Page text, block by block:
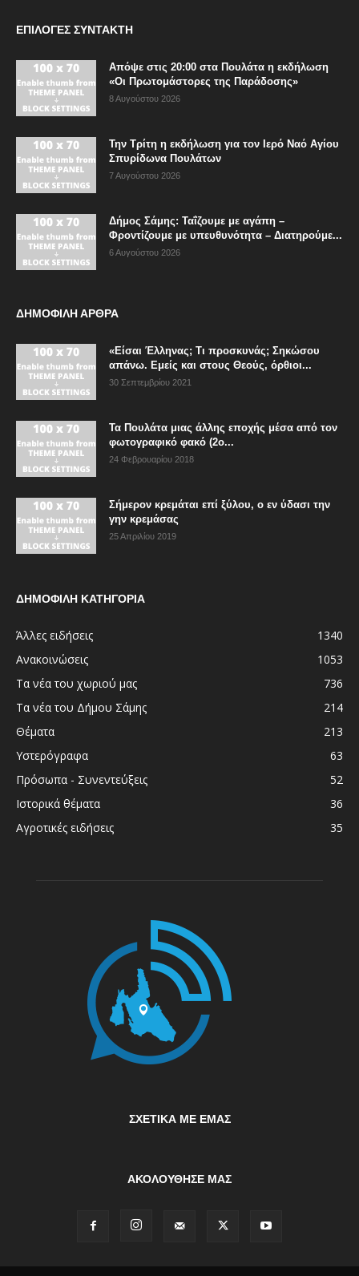
ΕΠΙΛΟΓΈΣ ΣΥΝΤΆΚΤΗ
Απόψε στις 20:00 στα Πουλάτα η εκδήλωση
«Οι Πρωτομάστορες της Παράδοσης»
8 Αυγούστου 2026
Την Τρίτη η εκδήλωση για τον Ιερό Ναό Αγίου
Σπυρίδωνα Πουλάτων
7 Αυγούστου 2026
Δήμος Σάμης: Ταΐζουμε με αγάπη –
Φροντίζουμε με υπευθυνότητα – Διατηρούμε...
6 Αυγούστου 2026
ΔΗΜΟΦΙΛΗ ΑΡΘΡΑ
«Είσαι Έλληνας; Τι προσκυνάς; Σηκώσου
απάνω. Εμείς και στους Θεούς, όρθιοι...
30 Σεπτεμβρίου 2021
Τα Πουλάτα μιας άλλης εποχής μέσα από τον
φωτογραφικό φακό (2ο...
24 Φεβρουαρίου 2018
Σήμερον κρεμάται επί ξύλου, ο εν ύδασι την
γην κρεμάσας
25 Απριλίου 2019
ΔΗΜΟΦΙΛΗ ΚΑΤΗΓΟΡΙΑ
Άλλες ειδήσεις
1340
Ανακοινώσεις
1053
Τα νέα του χωριού μας
736
Τα νέα του Δήμου Σάμης
214
Θέματα
213
Υστερόγραφα
63
Πρόσωπα - Συνεντεύξεις
52
Ιστορικά θέματα
36
Αγροτικές ειδήσεις
35
ΣΧΕΤΙΚΆ ΜΕ ΕΜΆΣ
ΑΚΟΛΟΥΘΗΣΕ ΜΑΣ